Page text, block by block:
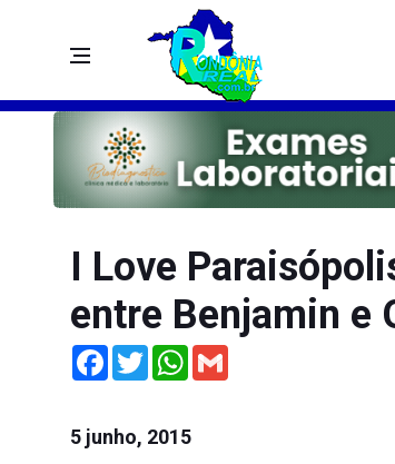
I Love
entre Benjamin e
Facebook
TwitterWhatsApp
5 junho, 2015